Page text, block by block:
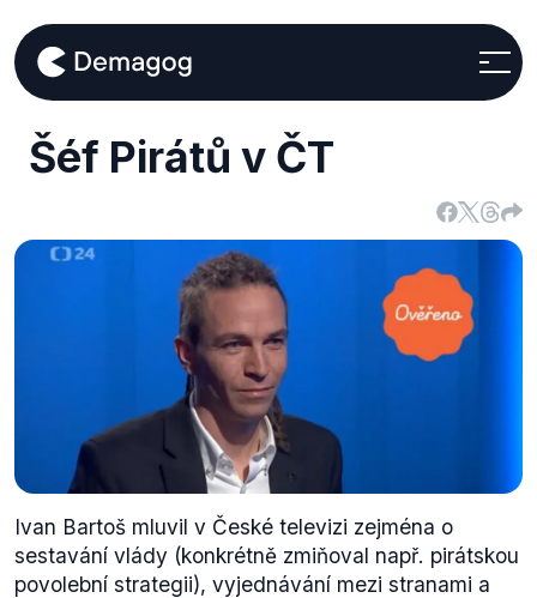
Šéf Pirátů v ČT
Ivan Bartoš mluvil v České televizi zejména o
sestavání vlády (konkrétně zmiňoval např. pirátskou
povolební strategii), vyjednávání mezi stranami a